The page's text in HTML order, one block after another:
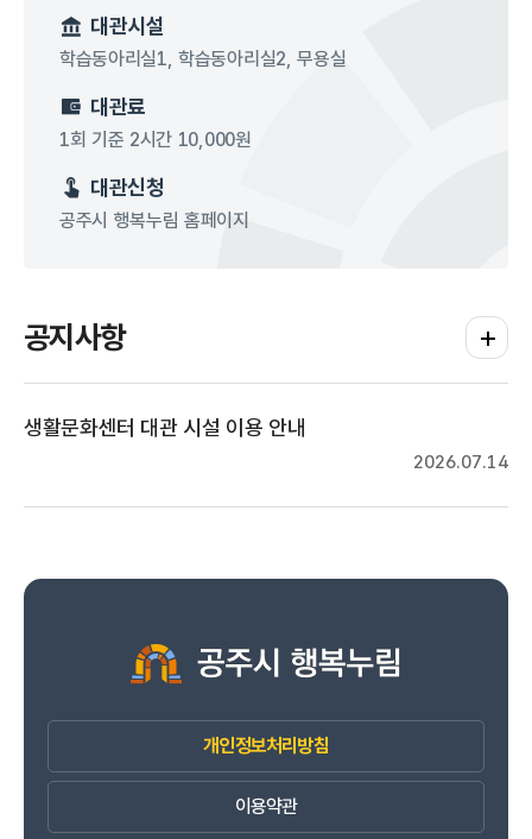
대관시설
학습동아리실1, 학습동아리실2, 무용실
대관료
1회 기준 2시간 10,000원
대관신청
공주시 행복누림 홈페이지
공지사항
생활문화센터 대관 시설 이용 안내
2026.07.14
공지사
개인정보처리방침
이용약관